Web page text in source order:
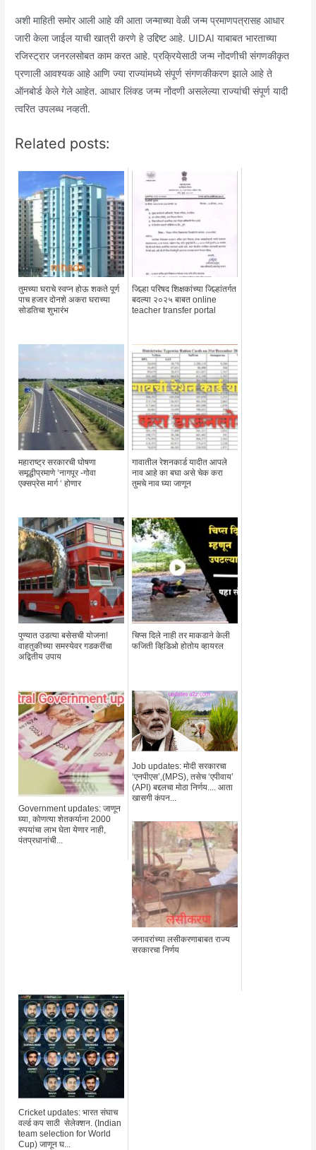
अशी माहिती समोर आली आहे की आता जन्माच्या वेळी जन्म प्रमाणपत्रासह आधार
जारी केला जाईल याची खात्री करणे हे उद्दिष्ट आहे. UIDAI याबाबत भारताच्या
रजिस्ट्रार जनरलसोबत काम करत आहे. प्रक्रियेसाठी जन्म नोंदणीची संगणकीकृत
प्रणाली आवश्यक आहे आणि ज्या राज्यांमध्ये संपूर्ण संगणकीकरण झाले आहे ते
ऑनबोर्ड केले गेले आहेत. आधार लिंक्ड जन्म नोंदणी असलेल्या राज्यांची संपूर्ण यादी
त्वरित उपलब्ध नव्हती.
Related posts:
तुमच्या घराचे स्वप्न होऊ शकते पूर्ण
पाच हजार दोनशे अकरा घराच्या
सोडतिचा शुभारंभ
जिल्हा परिषद शिक्षकांच्या जिल्हांतर्गत
बदल्या २०२५ बाबत online
teacher transfer portal
महाराष्ट्र सरकारची घोषणा
समृद्धीप्रमाणे ‘नागपूर -गोवा
एक्सप्रेस मार्ग ‘ होणार
गावातील रेशनकार्ड यादीत आपले
नाव आहे का बघा असे चेक करा
तुमचे नाव घ्या जाणून
पुण्यात उडत्या बसेसची योजना!
वाहतुकीच्या समस्येवर गडकरींचा
अद्वितीय उपाय
चिप्स दिले नाही तर माकडाने केली
फजिती व्हिडिओ होतोय व्हायरल
Government updates: जाणून
घ्या, कोणत्या शेतकर्याना 2000
रुपयांचा लाभ घेता येणार नाही,
पंतप्रधानांची...
Job updates: मोदी सरकारचा
‘एनपीएस’,(MPS), तसेच ‘एपीवाय’
(API) बद्दलचा मोठा निर्णय.... आता
खासगी कंपन...
जनावरांच्या लसीकरणाबाबत राज्य
सरकारचा निर्णय
Cricket updates: भारत संघाच
वर्ल्ड कप साठी सेलेक्शन. (Indian
team selection for World
Cup) जाणून घ...